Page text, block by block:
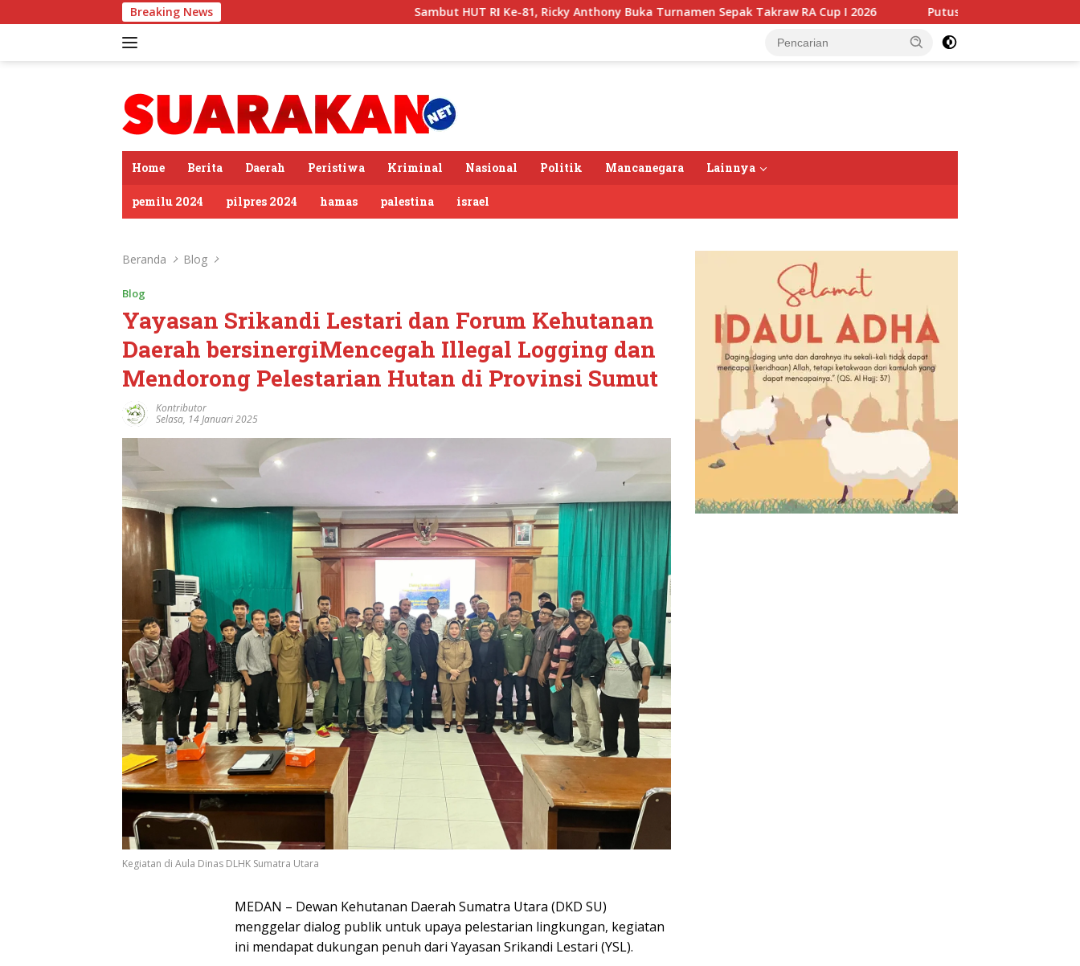
ke
Breaking News Sambut HUT RI Ke-81, Ricky Anthony Buka Turnamen Sepak Takraw RA Cup I 2026 Putusan Banding Kasus PET Tuai Polemik,
Home Berita Daerah Peristiwa Kriminal Nasional Politik Mancanegara Lainnya
pemilu 2024 pilpres 2024 hamas palestina israel
Beranda Blog
Blog
Yayasan Srikandi Lestari dan Forum Kehutanan
Daerah bersinergiMencegah Illegal Logging dan
Mendorong Pelestarian Hutan di Provinsi Sumut
Kontributor
Selasa, 14 Januari 2025
Kegiatan di Aula Dinas DLHK Sumatra Utara
MEDAN – Dewan Kehutanan Daerah Sumatra Utara (DKD SU)
menggelar dialog publik untuk upaya pelestarian lingkungan, kegiatan
ini mendapat dukungan penuh dari Yayasan Srikandi Lestari (YSL).